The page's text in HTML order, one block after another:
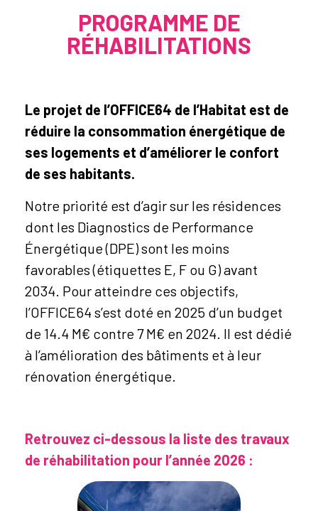
PROGRAMME DE
RÉHABILITATIONS
Le projet de l’OFFICE64 de l’Habitat est de
réduire la consommation énergétique de
ses logements et d’améliorer le confort
de ses habitants.
Notre priorité est d’agir sur les résidences
dont les Diagnostics de Performance
Énergétique (DPE) sont les moins
favorables (étiquettes E, F ou G) avant
2034. Pour atteindre ces objectifs,
l’OFFICE64 s’est doté en 2025 d’un budget
de 14.4 M€ contre 7 M€ en 2024. Il est dédié
à l’amélioration des bâtiments et à leur
rénovation énergétique.
Retrouvez ci-dessous la liste des travaux
de réhabilitation pour l’année 2026 :